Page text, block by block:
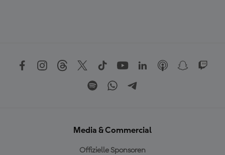
Media & Commercial
Offizielle Sponsoren